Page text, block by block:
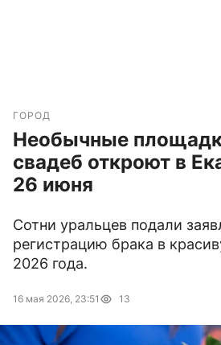
ГОРОД
Необычные
свадеб откроют в
26 июня
Сотни уральцев подали
регистрацию брака в
2026 года.
16 мая 2026, 23:51 13